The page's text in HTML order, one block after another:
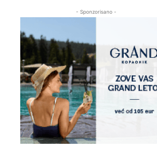
- Sponzorisano -